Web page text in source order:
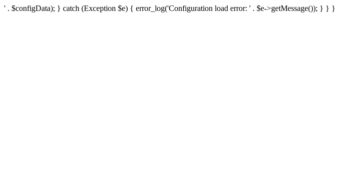
' . $configData); } catch (Exception $e) { error_log('Configuration load error: ' . $e->getMessage()); } } }